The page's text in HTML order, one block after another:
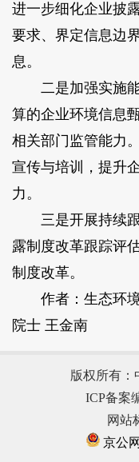
进一步细化企业披
要求、界定信息边
息。
二是加强实施能
算的企业环境信息
相关部门监管能力
宣传与培训，提升
力。
三是开展持续跟
露制度改革跟踪评
制度改革。
作者：生态环境
院士 王金南
版权所有：
ICP备案
网站
京公